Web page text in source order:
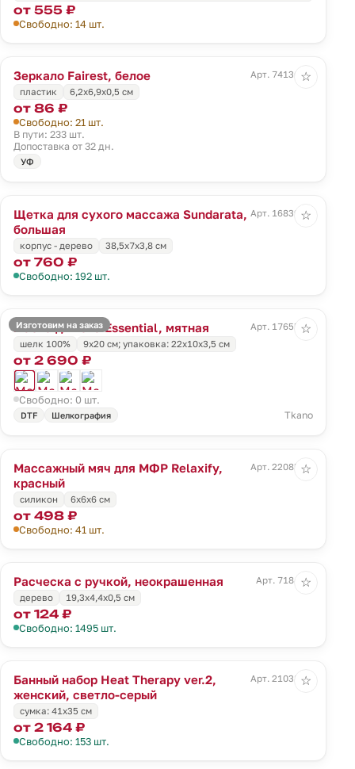
от 555 ₽
Свободно: 14 шт.
Зеркало Fairest, белое
Арт. 74136.60
пластик
6,2x6,9x0,5 см
от 86 ₽
Свободно: 21 шт.
В пути: 233 шт.
Допоставка от 32 дн.
УФ
☆
Щетка для сухого массажа Sundarata,
большая
Арт. 16839.00
корпус - дерево 38,5х7х3,8 см
от 760 ₽
Свободно: 192 шт.
☆
Изготовим на заказ
Маска для сна Essential, мятная
Арт. 17655.95
шелк 100%
9х20 см; упаковка: 22х10х3,5 см
от 2 690 ₽
Свободно: 0 шт.
DTF Шелкография Tkano
☆
Массажный мяч для МФР Relaxify,
красный
Арт. 22085.50
силикон 6х6х6 см
от 498 ₽
Свободно: 41 шт.
☆
Расческа с ручкой, неокрашенная
Арт. 7184.01
дерево
19,3х4,4х0,5 см
от 124 ₽
Свободно: 1495 шт.
☆
Банный набор Heat Therapy ver.2,
женский, светло-серый
Арт. 21038.14
сумка: 41х35 см
от 2 164 ₽
Свободно: 153 шт.
☆